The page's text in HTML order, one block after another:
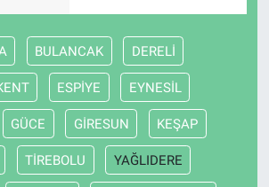
BULANCAK DERELİ
ESPİYE EYNESİL
GÜCE GİRESUN KEŞAP
TİREBOLU YAĞLIDERE